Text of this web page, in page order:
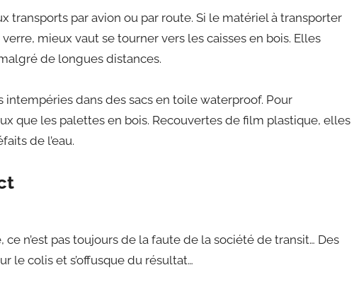
transports par avion ou par route. Si le matériel à transporter
mieux vaut se tourner vers les caisses en bois. Elles
de longues distances.
intempéries dans des sacs en toile waterproof. Pour
que les palettes en bois. Recouvertes de film plastique, elles
de l’eau.
n’est pas toujours de la faute de la société de transit… Des
le colis et s’offusque du résultat…